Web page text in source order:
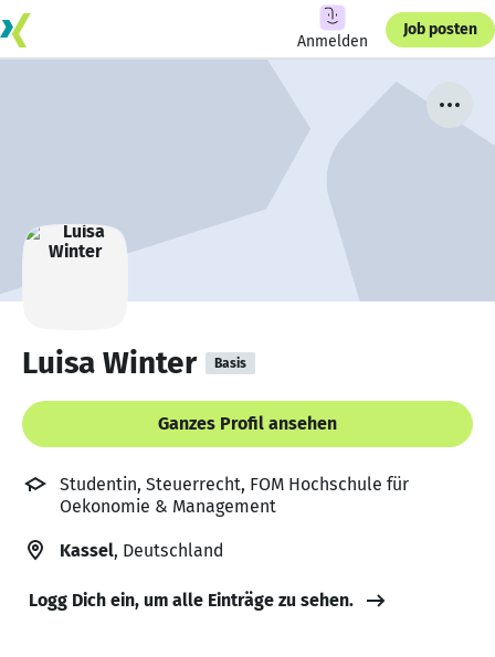
Anmelden
Job posten
Luisa Winter Basis
Ganzes Profil ansehen
Studentin, Steuerrecht, FOM Hochschule für
Oekonomie & Management
Kassel, Deutschland
Logg Dich ein, um alle Einträge zu sehen.